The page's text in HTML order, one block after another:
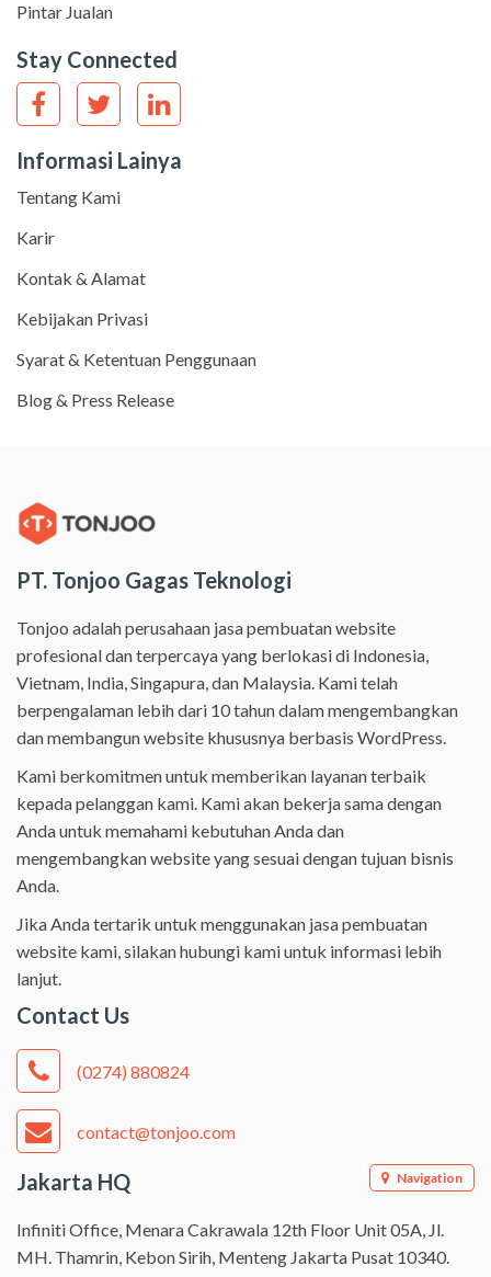
Pintar Jualan
Stay Connected
Informasi Lainya
Tentang Kami
Karir
Kontak & Alamat
Kebijakan Privasi
Syarat & Ketentuan Penggunaan
Blog & Press Release
PT. Tonjoo Gagas Teknologi
Tonjoo adalah perusahaan jasa pembuatan website
profesional dan terpercaya yang berlokasi di Indonesia,
Vietnam, India, Singapura, dan Malaysia. Kami telah
berpengalaman lebih dari 10 tahun dalam mengembangkan
dan membangun website khususnya berbasis WordPress.
Kami berkomitmen untuk memberikan layanan terbaik
kepada pelanggan kami. Kami akan bekerja sama dengan
Anda untuk memahami kebutuhan Anda dan
mengembangkan website yang sesuai dengan tujuan bisnis
Anda.
Jika Anda tertarik untuk menggunakan jasa pembuatan
website kami, silakan hubungi kami untuk informasi lebih
lanjut.
Contact Us
(0274) 880824
contact@tonjoo.com
Jakarta HQ Navigation
Infiniti Office, Menara Cakrawala 12th Floor Unit 05A, Jl.
MH. Thamrin, Kebon Sirih, Menteng Jakarta Pusat 10340.